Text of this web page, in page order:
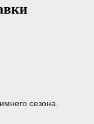
сезона.